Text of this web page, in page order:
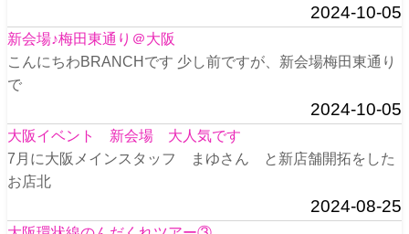
2024-10-05
新会場♪梅田東通り＠大阪
こんにちわBRANCHです 少し前ですが、新会場梅田東通り
で
2024-10-05
大阪イベント 新会場 大人気です
7月に大阪メインスタッフ まゆさん と新店舗開拓をした
お店北
2024-08-25